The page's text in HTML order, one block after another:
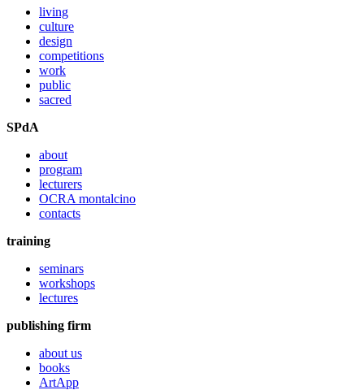
living
culture
design
competitions
work
public
sacred
SPdA
about
program
lecturers
OCRA montalcino
contacts
training
seminars
workshops
lectures
publishing firm
about us
books
ArtApp